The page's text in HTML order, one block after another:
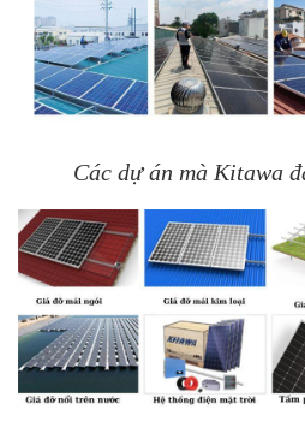
Các dự án mà Kitawa